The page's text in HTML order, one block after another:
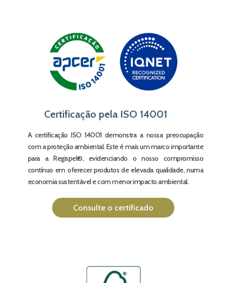
Certificação pela ISO 14001
A certificação ISO 14001 demonstra a nossa preocupação
com a proteção ambiental. Este é mais um marco importante
para a Regispel®, evidenciando o nosso compromisso
contínuo em oferecer produtos de elevada qualidade, numa
economia sustentável e com menor impacto ambiental.
Consulte o certificado